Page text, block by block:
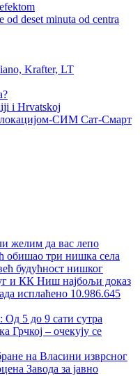
od deset minuta od centra
Krafter, LT
i Hrvatskoj
СИМ Сат-Смарт
желим да вас лепо
обишао три нишка села
будућност нишког
и КК Ниш најбољи доказ
исплаћено 10.986.645
5 до 9 сати сутра
Грчкој – очекују се
на Власини изврсног
Завода за јавно